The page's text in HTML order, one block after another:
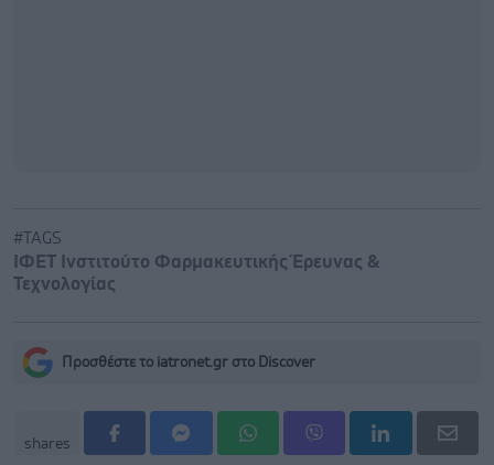
#TAGS
ΙΦΕΤ Ινστιτούτο Φαρμακευτικής Έρευνας &
Τεχνολογίας
Προσθέστε το iatronet.gr στο Discover
shares